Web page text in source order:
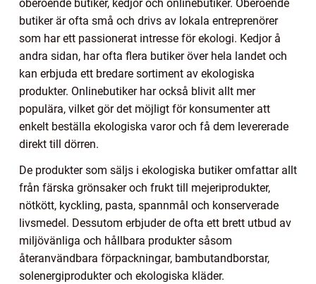
oberoende butiker, kedjor och onlinebutiker. Oberoende
butiker är ofta små och drivs av lokala entreprenörer
som har ett passionerat intresse för ekologi. Kedjor å
andra sidan, har ofta flera butiker över hela landet och
kan erbjuda ett bredare sortiment av ekologiska
produkter. Onlinebutiker har också blivit allt mer
populära, vilket gör det möjligt för konsumenter att
enkelt beställa ekologiska varor och få dem levererade
direkt till dörren.
De produkter som säljs i ekologiska butiker omfattar allt
från färska grönsaker och frukt till mejeriprodukter,
nötkött, kyckling, pasta, spannmål och konserverade
livsmedel. Dessutom erbjuder de ofta ett brett utbud av
miljövänliga och hållbara produkter såsom
återanvändbara förpackningar, bambutandborstar,
solenergiprodukter och ekologiska kläder.